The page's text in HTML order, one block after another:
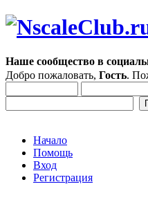
Наше сообщество в
Добро пожаловать, Гость.
Начало
Помощь
Вход
Регистрация